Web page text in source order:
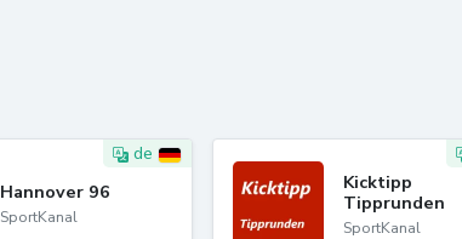
de
Hannover 96
SportKanal
Kicktipp
Tipprunden
SportKanal